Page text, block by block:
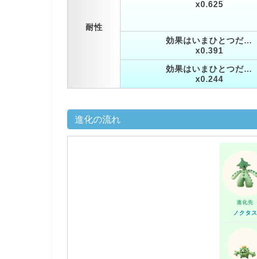
耐性
x0.625
効果はいまひとつだ…
x0.391
効果はいまひとつだ…
x0.244
進化の流れ
進化先
ノクタス